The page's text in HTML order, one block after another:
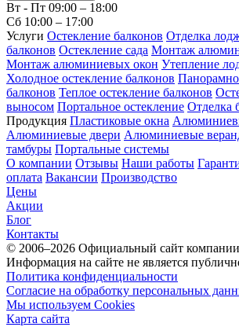
Вт - Пт 09:00 – 18:00
Сб 10:00 – 17:00
Услуги Остекление балконов Отделка
балконов Остекление сада Монтаж
Монтаж алюминиевых окон Утепление
Холодное остекление балконов
балконов Теплое остекление балконов
выносом Портальное остекление Отделка
Продукция Пластиковые окна
Алюминиевые двери Алюминиевые
тамбуры Портальные системы
О компании Отзывы Наши работы
оплата Вакансии Производство
Цены
Акции
Блог
Контакты
© 2006–2026 Официальный сайт
Информация на сайте не является
Политика конфиденциальности
Согласие на обработку персональных
Мы используем Cookies
Карта сайта